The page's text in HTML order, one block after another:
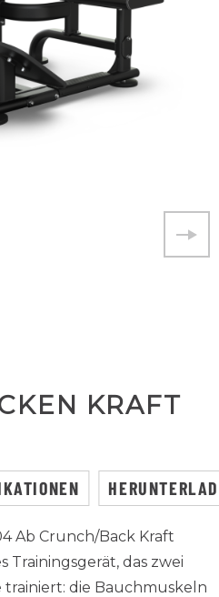
KRAFT
Ab Crunch/Back Kraft
Trainingsgerät, das zwei
die Bauchmuskeln